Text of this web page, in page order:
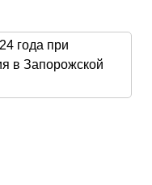
года при
в Запорожской